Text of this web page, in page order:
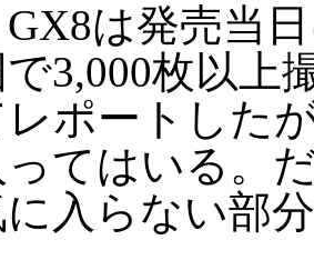
は発売当
で3,000枚以上
レポートした
ってはいる。
入らない部